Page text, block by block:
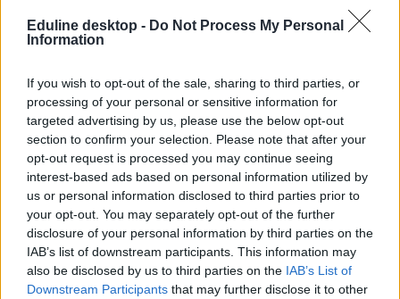
Eduline desktop - Do Not Process My Personal
Information
If you wish to opt-out of the sale, sharing to third parties, or
processing of your personal or sensitive information for
targeted advertising by us, please use the below opt-out
section to confirm your selection. Please note that after your
opt-out request is processed you may continue seeing
interest-based ads based on personal information utilized by
us or personal information disclosed to third parties prior to
your opt-out. You may separately opt-out of the further
disclosure of your personal information by third parties on the
IAB’s list of downstream participants. This information may
also be disclosed by us to third parties on the IAB’s List of
Downstream Participants that may further disclose it to other
is bekerült az Országgyűlés Oktatási Bizottságába
Több gyakorló tanár, iskolaigazgató és oktatási szakember mellett a
frissen végzett orvos, Dr. Kincse Csongor is tagja lesz az
Országgyűlés nyolcfős Oktatási Bizottságának. A testületben a Tisza
Párt hat, a Fidesz két delegáltja dolgozik majd, és több olyan
szereplő is bekerült, akik hosszú évek óta a közoktatásban vagy az
oktatási intézményrendszerben dolgoznak.